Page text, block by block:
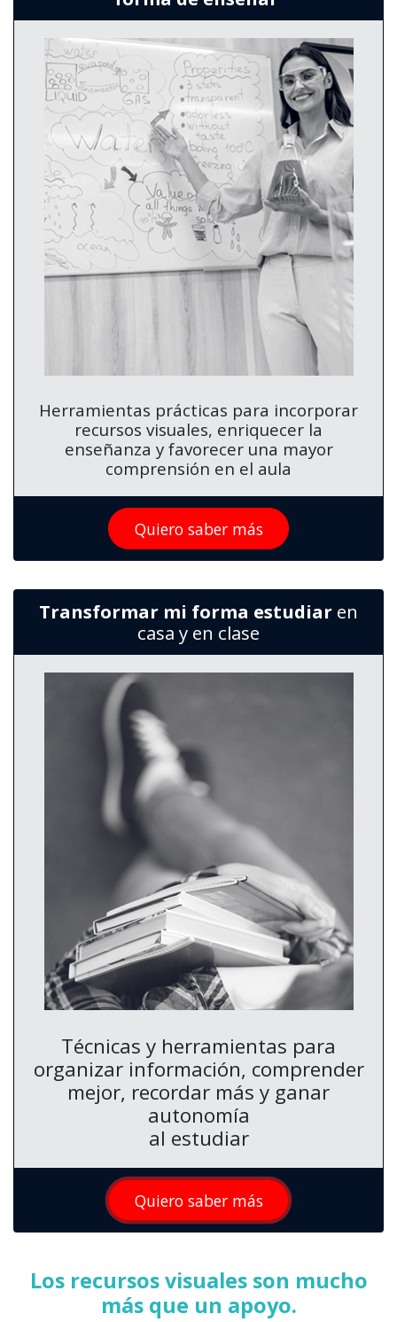
Herramientas prácticas para incorporar
recursos visuales, enriquecer la
enseñanza y favorecer una mayor
comprensión en el aula
Quiero saber más
Transformar mi forma estudiar en
casa y en clase
Técnicas y herramientas para
organizar información, comprender
mejor, recordar más y ganar
autonomía
al estudiar
Quiero saber más
Los recursos visuales son mucho
más que un apoyo.